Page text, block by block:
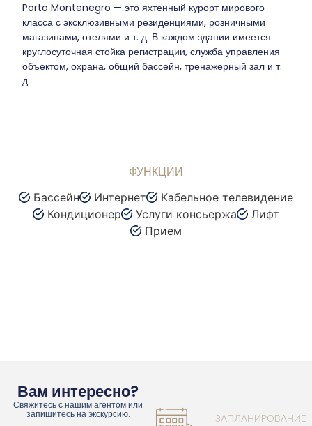
Porto Montenegro — это яхтенный курорт мирового
класса с эксклюзивными резиденциями, розничными
магазинами, отелями и т. д. В каждом здании имеется
круглосуточная стойка регистрации, служба управления
объектом, охрана, общий бассейн, тренажерный зал и т.
д.
ФУНКЦИИ
Бассейн Интернет
Кабельное телевидение
Кондиционер
Услуги консьержа
Лифт
Прием
Вам интересно?
Свяжитесь с нашим агентом или
запишитесь на экскурсию.
ЗАПЛАНИРОВАНИЕ